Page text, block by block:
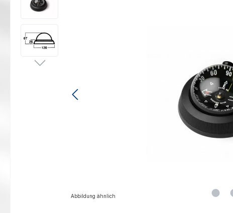
Abbildung ähnlich